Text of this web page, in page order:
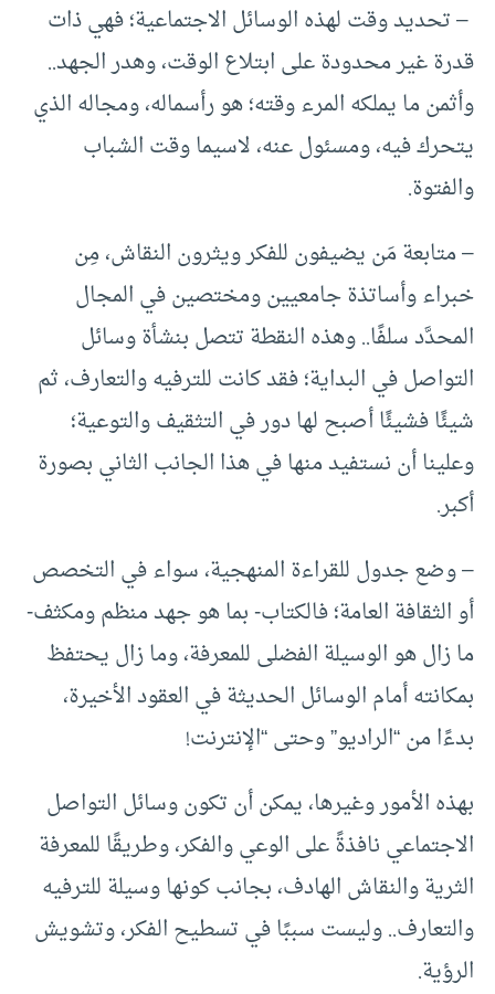
– تحديد وقت لهذه الوسائل الاجتماعية؛ فهي ذات
قدرة غير محدودة على ابتلاع الوقت، وهدر الجهد..
وأثمن ما يملكه المرء وقته؛ هو رأسماله، ومجاله الذي
يتحرك فيه، ومسئول عنه، لاسيما وقت الشباب
والفتوة.
– متابعة مَن يضيفون للفكر ويثرون النقاش، مِن
خبراء وأساتذة جامعيين ومختصين في المجال
المحدَّد سلفًا.. وهذه النقطة تتصل بنشأة وسائل
التواصل في البداية؛ فقد كانت للترفيه والتعارف، ثم
شيئًا فشيئًا أصبح لها دور في التثقيف والتوعية؛
وعلينا أن نستفيد منها في هذا الجانب الثاني بصورة
أكبر.
– وضع جدول للقراءة المنهجية، سواء في التخصص
أو الثقافة العامة؛ فالكتاب- بما هو جهد منظم ومكثف-
ما زال هو الوسيلة الفضلى للمعرفة، وما زال يحتفظ
بمكانته أمام الوسائل الحديثة في العقود الأخيرة،
بدءًا من “الراديو” وحتى “الإنترنت!
بهذه الأمور وغيرها، يمكن أن تكون وسائل التواصل
الاجتماعي نافذةً على الوعي والفكر، وطريقًا للمعرفة
الثرية والنقاش الهادف، بجانب كونها وسيلة للترفيه
والتعارف.. وليست سببًا في تسطيح الفكر، وتشويش
الرؤية.